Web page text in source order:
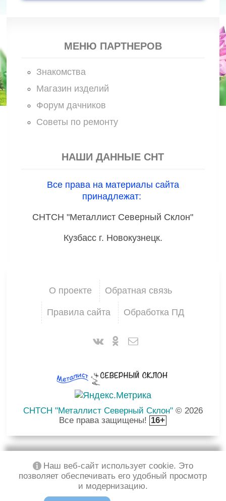
МЕНЮ ПАРТНЕРОВ
Знакомства
Магазин изделий
Форум дачников
Советы по ремонту
НАШИ ДАННЫЕ СНТ
Все права на материалы сайта
принадлежат:
СНТСН "Металлист Северный Склон"
Кузбасс г. Новокузнецк.
О проекте Обратная связь
Правила сайта Обработка ПД
СНТСН "Металлист Северный Склон"© 2026
Все права защищены! 16+
Наш веб-сайт использует cookie. Это
позволяет обеспечивать его удобный просмотр
и модернизацию.